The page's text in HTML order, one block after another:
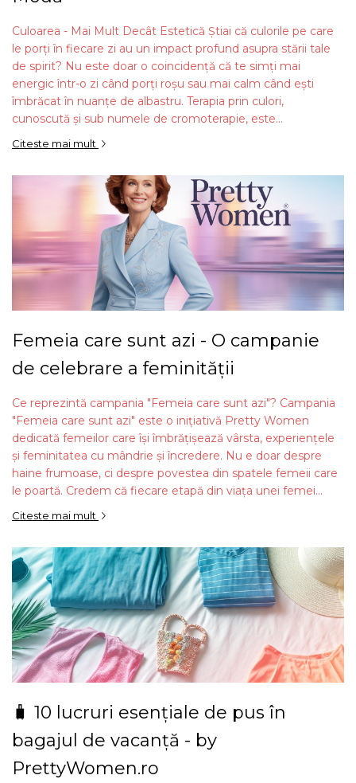
Culoarea - Mai Mult Decât Estetică Știai că culorile pe care
le porți în fiecare zi au un impact profund asupra stării tale
de spirit? Nu este doar o coincidență că te simți mai
energic într-o zi când porți roșu sau mai calm când ești
îmbrăcat în nuanțe de albastru. Terapia prin culori,
cunoscută și sub numele de cromoterapie, este...
Citeste mai mult
Femeia care sunt azi - O campanie
de celebrare a feminității
Ce reprezintă campania "Femeia care sunt azi"? Campania
"Femeia care sunt azi" este o inițiativă Pretty Women
dedicată femeilor care își îmbrățișează vârsta, experiențele
și feminitatea cu mândrie și încredere. Nu e doar despre
haine frumoase, ci despre povestea din spatele femeii care
le poartă. Credem că fiecare etapă din viața unei femei...
Citeste mai mult
🧳 10 lucruri esențiale de pus în
bagajul de vacanță - by
PrettyWomen.ro